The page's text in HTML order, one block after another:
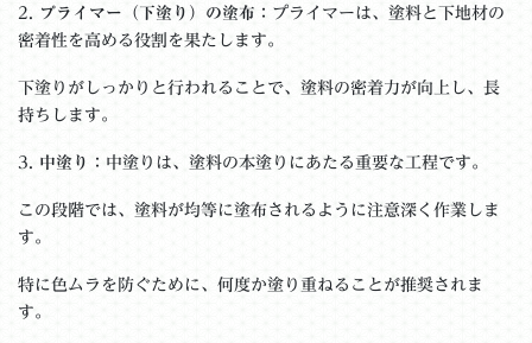
2. プライマー（下塗り）の塗布 ：プライマーは、塗料と下地材の
密着性を高める役割を果たします。
下塗りがしっかりと行われることで、塗料の密着力が向上し、長
持ちします。
3. 中塗り ：中塗りは、塗料の本塗りにあたる重要な工程です。
この段階では、塗料が均等に塗布されるように注意深く作業しま
す。
特に色ムラを防ぐために、何度か塗り重ねることが推奨されま
す。